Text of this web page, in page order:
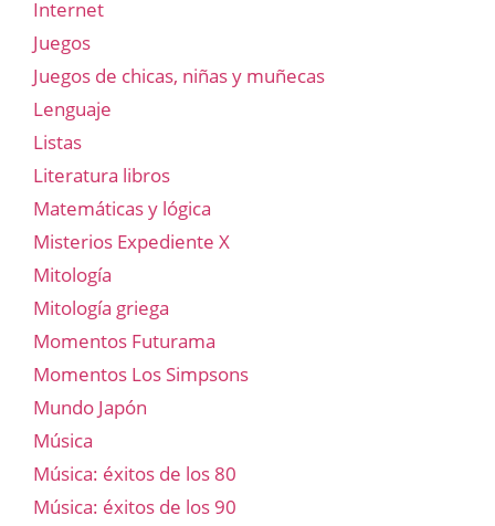
Internet
Juegos
Juegos de chicas, niñas y muñecas
Lenguaje
Listas
Literatura libros
Matemáticas y lógica
Misterios Expediente X
Mitología
Mitología griega
Momentos Futurama
Momentos Los Simpsons
Mundo Japón
Música
Música: éxitos de los 80
Música: éxitos de los 90